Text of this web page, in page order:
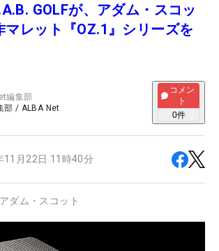
GOLFが、アダム・スコッ
マレット『OZ.1』シリーズを
編集部
部 / ALBA Net
コメン
ト
0件
11月22日 11時40分
アダム・スコット